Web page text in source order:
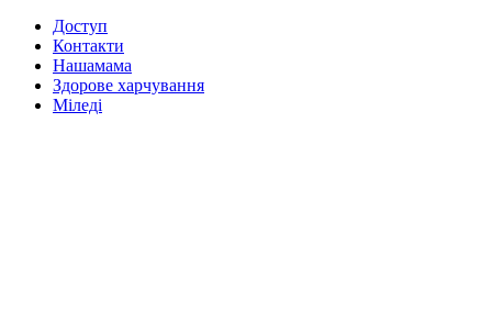
Доступ
Контакти
Нашамама
Здорове харчування
Міледі